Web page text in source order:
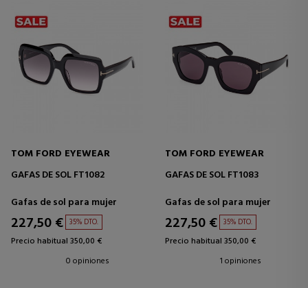
TOM FORD EYEWEAR
GAFAS DE SOL FT1082
Gafas de sol para mujer
227,50 € 35% DTO.
Precio habitual 350,00 €
0 opiniones
TOM FORD EYEWEAR
GAFAS DE SOL FT1083
Gafas de sol para mujer
227,50 € 35% DTO.
Precio habitual 350,00 €
1 opiniones